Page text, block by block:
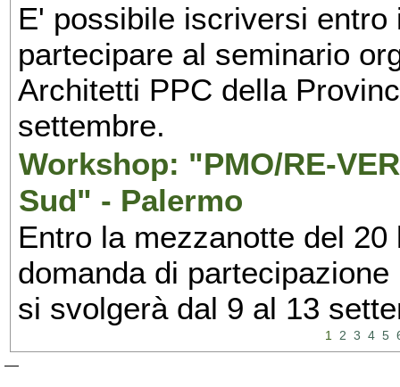
E' possibile iscriversi
partecipare al seminario
Architetti PPC della
settembre.
Workshop: "PMO/RE-
Sud" - Palermo
Entro la mezzanotte del
domanda di
si svolgerà dal 9 al 13
1 2 3 4 5